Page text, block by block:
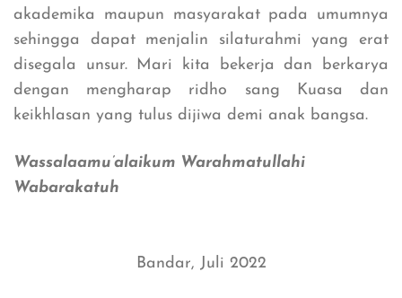
akademika maupun masyarakat pada umumnya
sehingga dapat menjalin silaturahmi yang erat
disegala unsur. Mari kita bekerja dan berkarya
dengan mengharap ridho sang Kuasa dan
keikhlasan yang tulus dijiwa demi anak bangsa.
Wassalaamu’alaikum Warahmatullahi
Wabarakatuh
Bandar, Juli 2022